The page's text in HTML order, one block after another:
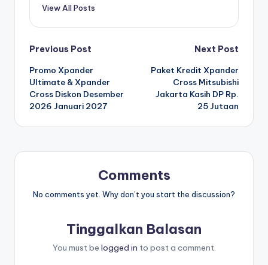
View All Posts
Post
navigation
Previous Post
Promo Xpander
Ultimate & Xpander
Cross Diskon Desember
2026 Januari 2027
Next Post
Paket Kredit Xpander
Cross Mitsubishi
Jakarta Kasih DP Rp.
25 Jutaan
Comments
No comments yet. Why don’t you start the discussion?
Tinggalkan Balasan
You must be logged in to post a comment.